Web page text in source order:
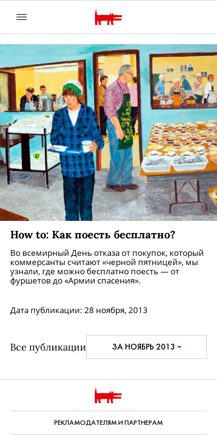
How to: Как поесть бесплатно?
Во всемирный День отказа от покупок, который
коммерсанты считают «черной пятницей», мы
узнали, где можно бесплатно поесть — от
фуршетов до «Армии спасения».
Дата публикации: 28 ноября, 2013
Все публикации ЗА НОЯБРЬ 2013
РЕКЛАМОДАТЕЛЯМ И ПАРТНЕРАМ